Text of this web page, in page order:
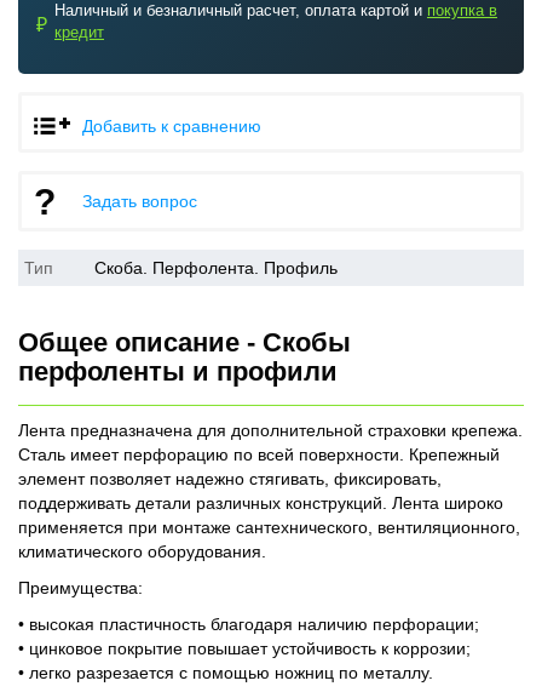
₽
Наличный и безналичный расчет, оплата картой и покупка в
кредит
Добавить к сравнению
Задать вопрос
Тип Скоба. Перфолента. Профиль
Общее описание - Скобы
перфоленты и профили
Лента предназначена для дополнительной страховки крепежа.
Сталь имеет перфорацию по всей поверхности. Крепежный
элемент позволяет надежно стягивать, фиксировать,
поддерживать детали различных конструкций. Лента широко
применяется при монтаже сантехнического, вентиляционного,
климатического оборудования.
Преимущества:
• высокая пластичность благодаря наличию перфорации;
• цинковое покрытие повышает устойчивость к коррозии;
• легко разрезается с помощью ножниц по металлу.